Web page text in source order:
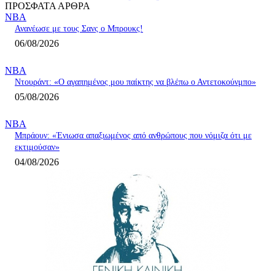
ΠΡΟΣΦΑΤΑ ΑΡΘΡΑ
NBA
Ανανέωσε με τους Σανς ο Μπρουκς!
06/08/2026
NBA
Ντουράντ: «Ο αγαπημένος μου παίκτης να βλέπω ο Αντετοκούνμπο»
05/08/2026
NBA
Μπράουν: «Ένιωσα απαξιωμένος από ανθρώπους που νόμιζα ότι με
εκτιμούσαν»
04/08/2026